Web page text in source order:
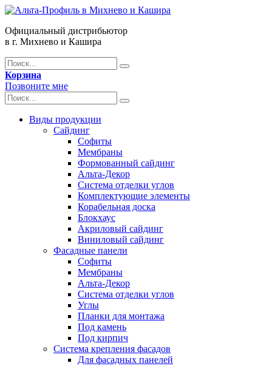
Официальный дистрибьютор
в г. Михнево и Кашира
Корзина
Позвоните мне
Виды продукции
Сайдинг
Софиты
Мембраны
Формованный сайдинг
Альта-Декор
Система отделки углов
Комплектующие элементы
Корабельная доска
Блокхаус
Акриловый сайдинг
Виниловый сайдинг
Фасадные панели
Софиты
Мембраны
Альта-Декор
Система отделки углов
Углы
Планки для монтажа
Под камень
Под кирпич
Система крепления фасадов
Для фасадных панелей